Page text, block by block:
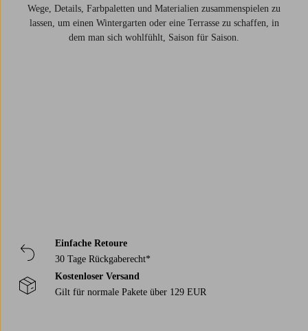
Wege, Details, Farbpaletten und Materialien zusammenspielen zu
lassen, um einen Wintergarten oder eine Terrasse zu schaffen, in
dem man sich wohlfühlt, Saison für Saison.
Einfache Retoure
30 Tage Rückgaberecht*
Kostenloser Versand
Gilt für normale Pakete über 129 EUR